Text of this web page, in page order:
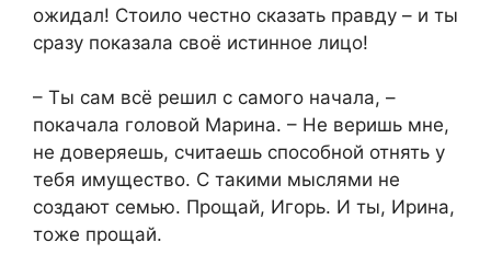
ожидал! Стоило честно сказать правду – и ты
сразу показала своё истинное лицо!
– Ты сам всё решил с самого начала, –
покачала головой Марина. – Не веришь мне,
не доверяешь, считаешь способной отнять у
тебя имущество. С такими мыслями не
создают семью. Прощай, Игорь. И ты, Ирина,
тоже прощай.